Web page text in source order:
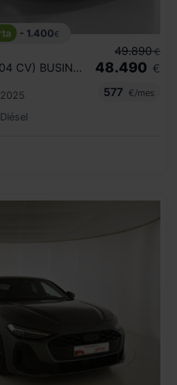
- 1.400€
AVANT TDI 150 KW (204 CV) BUSINESS
2025
Diésel
49.890 €
48.490 €
577
€/mes